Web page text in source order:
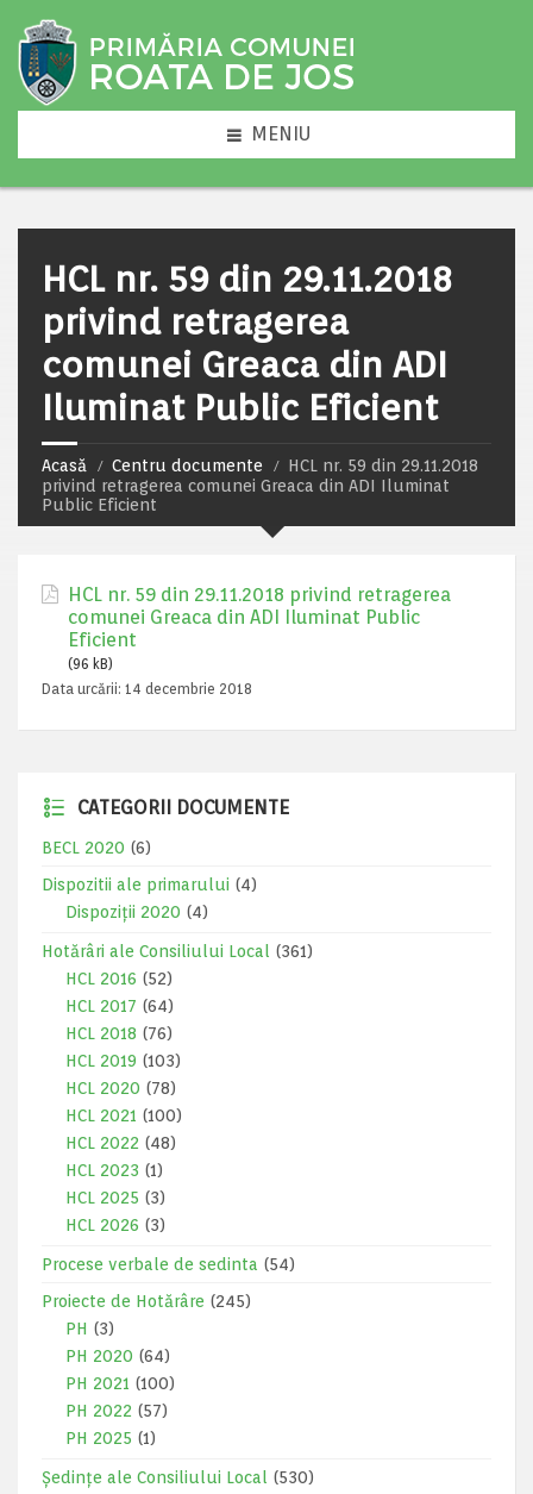
MENIU
HCL nr. 59 din 29.11.2018
privind retragerea
comunei Greaca din ADI
Iluminat Public Eficient
Acasă Centru documente
HCL nr. 59 din 29.11.2018
privind retragerea comunei Greaca din ADI Iluminat
Public Eficient
HCL nr. 59 din 29.11.2018 privind retragerea
comunei Greaca din ADI Iluminat Public
Eficient
(96 kB)
Data urcării: 14 decembrie 2018
CATEGORII DOCUMENTE
BECL 2020 (6)
Dispozitii ale primarului (4)
Dispoziții 2020 (4)
Hotărâri ale Consiliului Local
(361)
HCL 2016 (52)
HCL 2017 (64)
HCL 2018 (76)
HCL 2019 (103)
HCL 2020 (78)
HCL 2021 (100)
HCL 2022 (48)
HCL 2023 (1)
HCL 2025 (3)
HCL 2026 (3)
Procese verbale de sedinta (54)
Proiecte de Hotărâre (245)
PH (3)
PH 2020 (64)
PH 2021 (100)
PH 2022 (57)
PH 2025 (1)
Ședințe ale Consiliului Local
(530)